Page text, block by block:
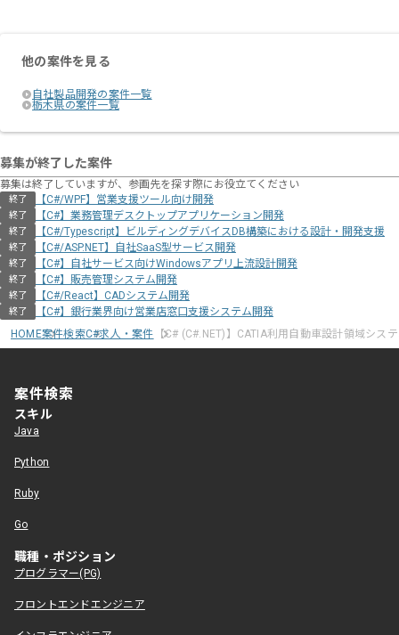
他の案件を見る
自社製品開発の案件一覧
栃木県の案件一覧
募集が終了した案件
募集は終了していますが、参画先を探す際にお役立てください
終了 【C#/WPF】営業支援ツール向け開発
終了 【C#】業務管理デスクトップアプリケーション開発
終了 【C#/Typescript】ビルディングデバイスDB構築における設計・開発支援
終了 【C#/ASP.NET】自社SaaS型サービス開発
終了 【C#】自社サービス向けWindowsアプリ上流設計開発
終了 【C#】販売管理システム開発
終了 【C#/React】CADシステム開発
終了
【C#】銀行業界向け営業店窓口支援システム開発
HOME案件検索C#求人・案件 【C# (C#.NET)】CATIA利用自動車設計領域シス
案件検索
スキル
Java
Python
Ruby
Go
職種・ポジション
プログラマー(PG)
フロントエンドエンジニア